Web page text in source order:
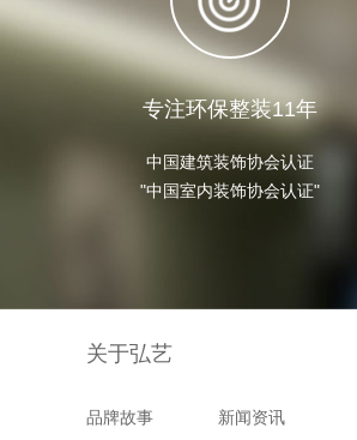
专注环保整装11年
中国建筑装饰协会认证
"中国室内装饰协会认证"
关于弘艺
品牌故事 新闻资讯